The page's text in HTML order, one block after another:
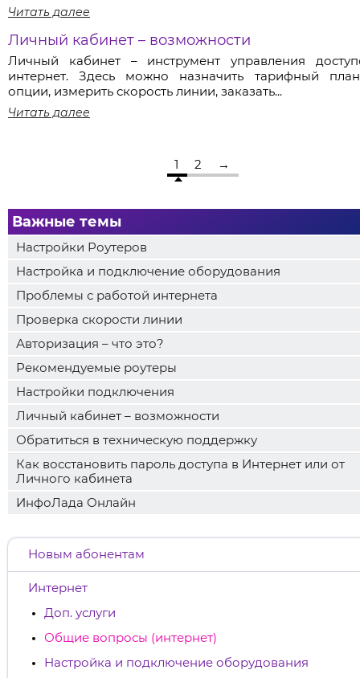
Новым абонентам
Интернет
Доп. услуги
Общие вопросы (интернет)
Настройка и подключение оборудования
Читать далее
Личный кабинет – возможности
Личный кабинет – инструмент управления
интернет. Здесь можно назначить тарифный
опции, измерить скорость линии, заказать...
Читать далее
1 2 →
Важные темы
Настройки Роутеров
Настройка и подключение оборудования
Проблемы с работой интернета
Проверка скорости линии
Авторизация – что это?
Рекомендуемые роутеры
Настройки подключения
Личный кабинет – возможности
Обратиться в техническую поддержку
Как восстановить пароль доступа в Интернет или от
Личного кабинета
ИнфоЛада Онлайн